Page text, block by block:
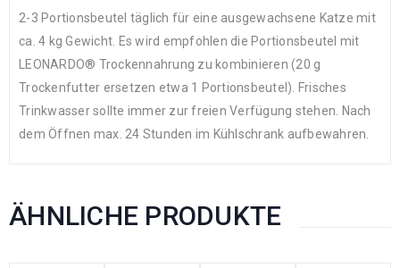
2-3 Portionsbeutel täglich für eine ausgewachsene Katze mit
ca. 4 kg Gewicht. Es wird empfohlen die Portionsbeutel mit
LEONARDO® Trockennahrung zu kombinieren (20 g
Trockenfutter ersetzen etwa 1 Portionsbeutel). Frisches
Trinkwasser sollte immer zur freien Verfügung stehen. Nach
dem Öffnen max. 24 Stunden im Kühlschrank aufbewahren.
ÄHNLICHE PRODUKTE